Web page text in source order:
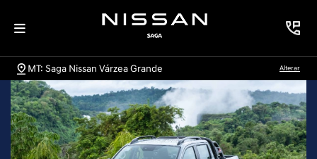
MT: Saga Nissan Várzea Grande Alterar